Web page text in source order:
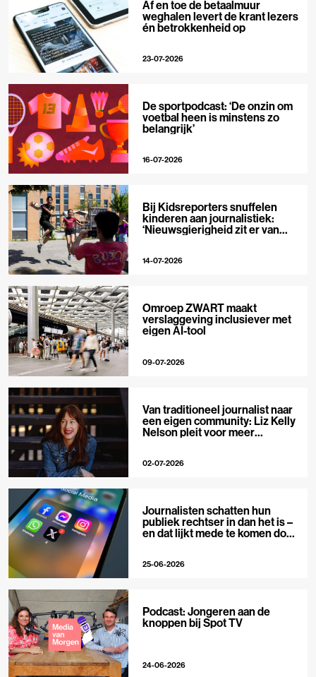
Af en toe de betaalmuur
weghalen levert de krant lezers
én betrokkenheid op
23-07-2026
De sportpodcast: ‘De onzin om
voetbal heen is minstens zo
belangrijk’
16-07-2026
Bij Kidsreporters snuffelen
kinderen aan journalistiek:
‘Nieuwsgierigheid zit er van
14-07-2026
Omroep ZWART maakt
verslaggeving inclusiever met
eigen AI-tool
09-07-2026
Van traditioneel journalist naar
een eigen community: Liz Kelly
Nelson pleit voor meer
02-07-2026
Journalisten schatten hun
publiek rechtser in dan het is –
en dat lijkt mede te komen door
25-06-2026
Podcast: Jongeren aan de
knoppen bij Spot TV
24-06-2026